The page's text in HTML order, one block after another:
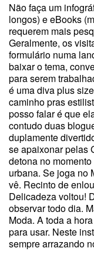
Não faça um
longos) e eBooks
requerem mais
Geralmente, os
formulário numa
baixar o tema,
para serem
é uma diva plus
caminho pras
posso falar é que
contudo duas
duplamente
se apaixonar pelas
detona no
urbana. Se joga no
vê. Recinto de
Delicadeza voltou!
observar todo dia.
Moda. A toda a
para usar. Neste
sempre arrazando